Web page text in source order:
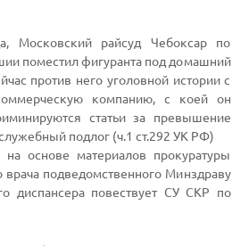
Московский райсуд Чебоксар по
поместил фигуранта под домашний
против него уголовной истории с
компанию, с коей он
статьи за превышение
подлог (ч.1 ст.292 УК РФ)
основе материалов прокуратуры
подведомственного Минздраву
диспансера повествует СУ СКР по